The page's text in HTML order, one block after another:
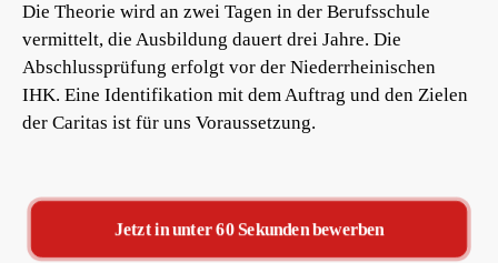
Die Theorie wird an zwei Tagen in der Berufsschule
vermittelt, die Ausbildung dauert drei Jahre. Die
Abschlussprüfung erfolgt vor der Niederrheinischen
IHK. Eine Identifikation mit dem Auftrag und den Zielen
der Caritas ist für uns Voraussetzung.
Jetzt in unter 60 Sekunden bewerben